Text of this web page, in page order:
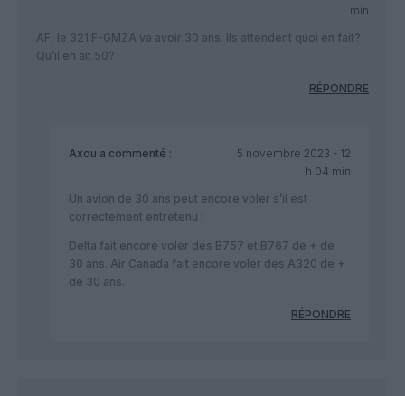
min
AF, le 321 F-GMZA va avoir 30 ans. Ils attendent quoi en fait?
Qu’il en ait 50?
RÉPONDRE
Axou a commenté :
5 novembre 2023 - 12
h 04 min
Un avion de 30 ans peut encore voler s’il est
correctement entretenu !
Delta fait encore voler des B757 et B767 de + de
30 ans. Air Canada fait encore voler des A320 de +
de 30 ans.
RÉPONDRE